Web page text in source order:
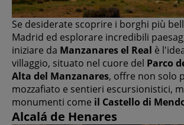
Se desiderate scoprire i borghi più
Madrid ed esplorare incredibili
iniziare da Manzanares el Real è
villaggio, situato nel cuore del Parco
Alta del Manzanares, offre non solo
mozzafiato e sentieri escursionistici,
monumenti come il Castello di
Alcalá de Henares